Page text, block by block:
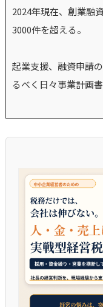
2024年現在、創業融
3000件を超える。
起業支援、融資申請
るべく日々事業計画